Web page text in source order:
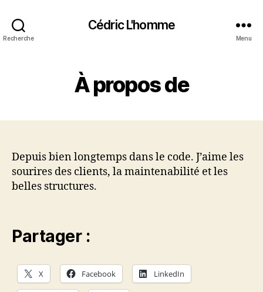
Recherche
Cédric L'homme
Menu
À propos de
Depuis bien longtemps dans le code. J’aime les
sourires des clients, la maintenabilité et les
belles structures.
Partager :
X Facebook LinkedIn